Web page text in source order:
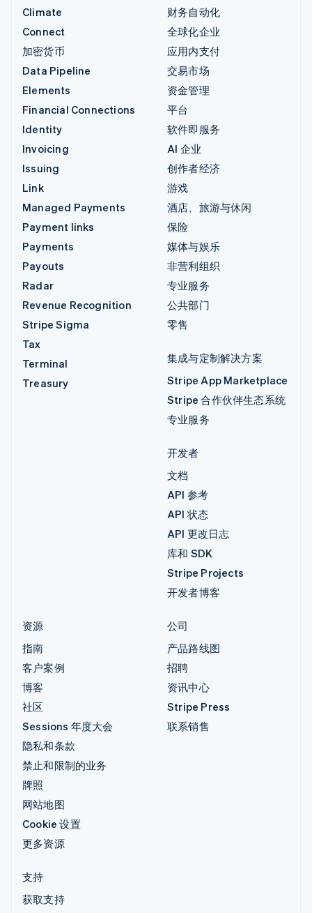
Climate
Connect
加密货币
Data Pipeline
Elements
Financial Connections
Identity
Invoicing
Issuing
Link
Managed Payments
Payment links
Payments
Payouts
Radar
Revenue Recognition
Stripe Sigma
Tax
Terminal
Treasury
财务自动化
全球化企业
应用内支付
交易市场
资金管理
平台
软件即服务
AI 企业
创作者经济
游戏
酒店、旅游与休闲
保险
媒体与娱乐
非营利组织
专业服务
公共部门
零售
集成与定制解决方案
Stripe App Marketplace
Stripe 合作伙伴生态系统
专业服务
开发者
文档
API 参考
API 状态
API 更改日志
库和 SDK
Stripe Projects
开发者博客
资源
指南
客户案例
博客
社区
Sessions 年度大会
隐私和条款
禁止和限制的业务
牌照
网站地图
Cookie 设置
更多资源
公司
产品路线图
招聘
资讯中心
Stripe Press
联系销售
支持
获取支持